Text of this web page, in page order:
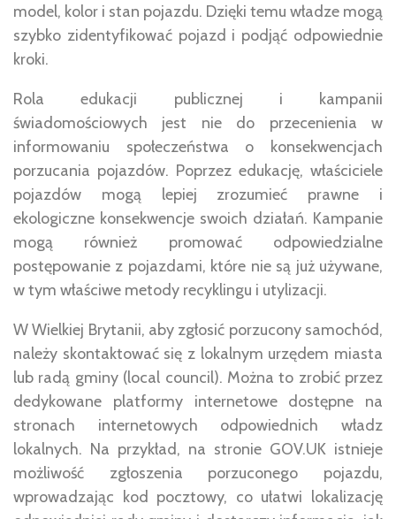
model, kolor i stan pojazdu. Dzięki temu władze mogą
szybko zidentyfikować pojazd i podjąć odpowiednie
kroki.
Rola edukacji publicznej i kampanii
świadomościowych jest nie do przecenienia w
informowaniu społeczeństwa o konsekwencjach
porzucania pojazdów. Poprzez edukację, właściciele
pojazdów mogą lepiej zrozumieć prawne i
ekologiczne konsekwencje swoich działań. Kampanie
mogą również promować odpowiedzialne
postępowanie z pojazdami, które nie są już używane,
w tym właściwe metody recyklingu i utylizacji.
W Wielkiej Brytanii, aby zgłosić porzucony samochód,
należy skontaktować się z lokalnym urzędem miasta
lub radą gminy (local council). Można to zrobić przez
dedykowane platformy internetowe dostępne na
stronach internetowych odpowiednich władz
lokalnych. Na przykład, na stronie GOV.UK istnieje
możliwość zgłoszenia porzuconego pojazdu,
wprowadzając kod pocztowy, co ułatwi lokalizację